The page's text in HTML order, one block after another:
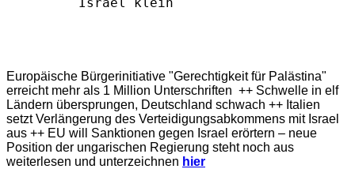
Europäische Bürgerinitiative "Gerechtigkeit für Palästina"
erreicht mehr als 1 Million Unterschriften ++ Schwelle in elf
Ländern übersprungen, Deutschland schwach ++ Italien
setzt Verlängerung des Verteidigungsabkommens mit Israel
aus ++ EU will Sanktionen gegen Israel erörtern – neue
Position der ungarischen Regierung steht noch aus
weiterlesen und unterzeichnen hier